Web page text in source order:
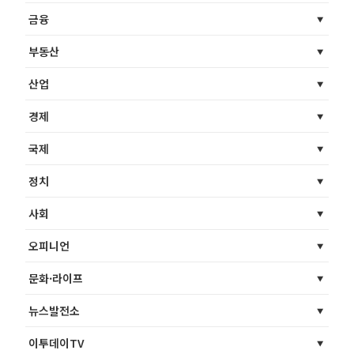
금융
부동산
산업
경제
국제
정치
사회
오피니언
문화·라이프
뉴스발전소
이투데이TV